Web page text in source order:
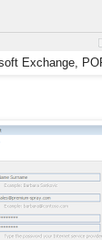
Exchange,